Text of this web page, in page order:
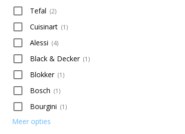
Tefal (2)
Cuisinart (1)
Alessi (4)
Black & Decker (1)
Blokker (1)
Bosch (1)
Bourgini (1)
Meer opties